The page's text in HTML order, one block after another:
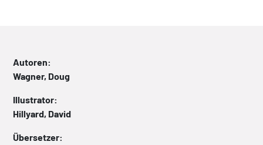
Autoren:
Wagner, Doug
Illustrator:
Hillyard, David
Übersetzer: